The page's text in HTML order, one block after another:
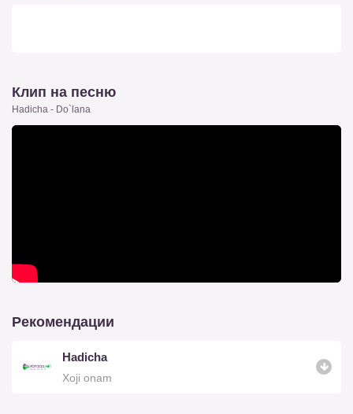
Клип на песню
Hadicha - Do`lana
Рекомендации
Hadicha
Xoji onam